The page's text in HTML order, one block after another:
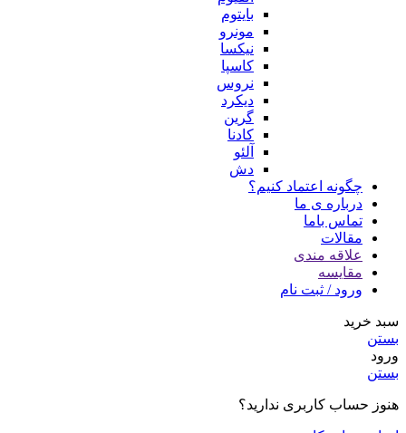
بایتوم
مونرو
نیکسا
کاسپا
نروس
دیکرد
گرین
کادنا
آلئو
دش
چگونه اعتماد کنیم؟
درباره ی ما
تماس باما
مقالات
علاقه مندی
مقایسه
ورود / ثبت نام
سبد خرید
بستن
ورود
بستن
هنوز حساب کاربری ندارید؟